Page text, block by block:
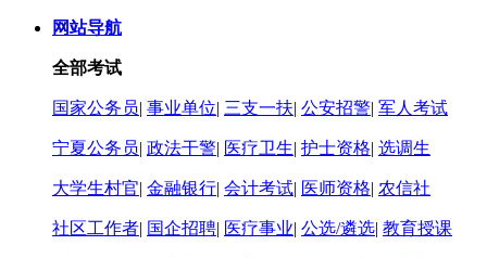
网站导航
全部考试
国家公务员| 事业单位| 三支一扶| 公安招警| 军人考试
宁夏公务员| 政法干警| 医疗卫生| 护士资格| 选调生
大学生村官| 金融银行| 会计考试| 医师资格| 农信社
社区工作者| 国企招聘| 医疗事业| 公选/遴选| 教育授课